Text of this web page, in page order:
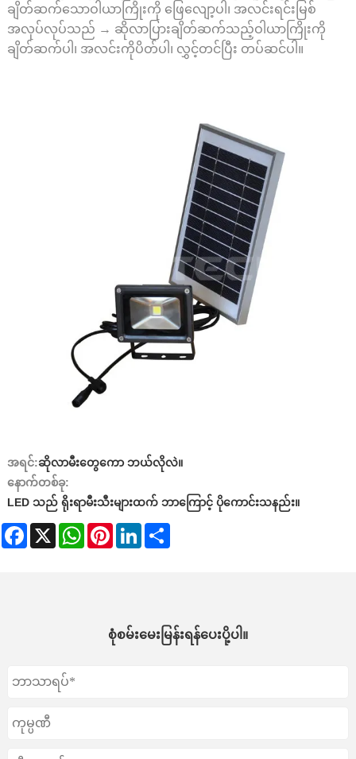
ချိတ်ဆက်သောဝါယာကြိုးကို ဖြေလျော့ပါ၊ အလင်းရင်းမြစ်
အလုပ်လုပ်သည် → ဆိုလာပြားချိတ်ဆက်သည့်ဝါယာကြိုးကို
ချိတ်ဆက်ပါ၊ အလင်းကိုပိတ်ပါ၊ လွှင့်တင်ပြီး တပ်ဆင်ပါ။
အရင်:ဆိုလာမီးတွေကော ဘယ်လိုလဲ။
နောက်တစ်ခု:
LED သည် ရိုးရာမီးသီးများထက် ဘာကြောင့် ပိုကောင်းသနည်း။
Facebook
X WhatsApp
PinterestLinkedIn
စုံစမ်းမေးမြန်းရန်ပေးပို့ပါ။